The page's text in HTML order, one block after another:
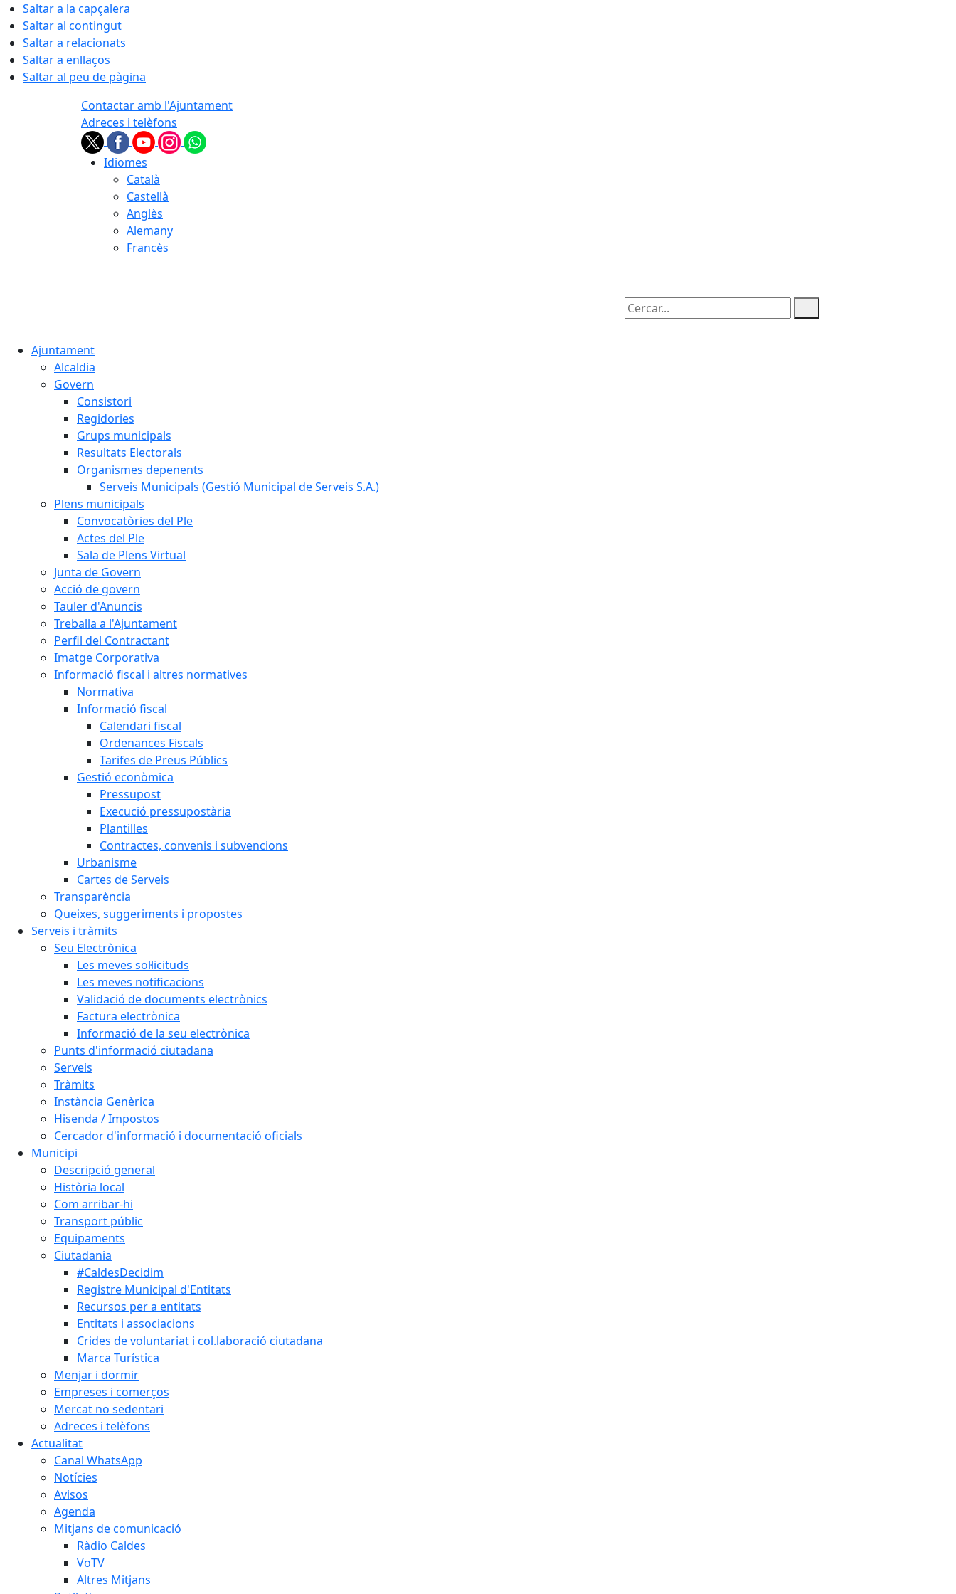
Saltar a la capçalera
Saltar al contingut
Saltar a relacionats
Saltar a enllaços
Saltar al peu de pàgina
Contactar amb l'Ajuntament
Adreces i telèfons
Idiomes
Català
Castellà
Anglès
Alemany
Francès
Cercar:
Ajuntament
Alcaldia
Govern
Consistori
Regidories
Grups municipals
Resultats Electorals
Organismes depenents
Serveis Municipals (Gestió Municipal de Serveis S.A.)
Plens municipals
Convocatòries del Ple
Actes del Ple
Sala de Plens Virtual
Junta de Govern
Acció de govern
Tauler d'Anuncis
Treballa a l'Ajuntament
Perfil del Contractant
Imatge Corporativa
Informació fiscal i altres normatives
Normativa
Informació fiscal
Calendari fiscal
Ordenances Fiscals
Tarifes de Preus Públics
Gestió econòmica
Pressupost
Execució pressupostària
Plantilles
Contractes, convenis i subvencions
Urbanisme
Cartes de Serveis
Transparència
Queixes, suggeriments i propostes
Serveis i tràmits
Seu Electrònica
Les meves sol·licituds
Les meves notificacions
Validació de documents electrònics
Factura electrònica
Informació de la seu electrònica
Punts d'informació ciutadana
Serveis
Tràmits
Instància Genèrica
Hisenda / Impostos
Cercador d'informació i documentació oficials
Municipi
Descripció general
Història local
Com arribar-hi
Transport públic
Equipaments
Ciutadania
#CaldesDecidim
Registre Municipal d'Entitats
Recursos per a entitats
Entitats i associacions
Crides de voluntariat i col.laboració ciutadana
Marca Turística
Menjar i dormir
Empreses i comerços
Mercat no sedentari
Adreces i telèfons
Actualitat
Canal WhatsApp
Notícies
Avisos
Agenda
Mitjans de comunicació
Ràdio Caldes
VoTV
Altres Mitjans